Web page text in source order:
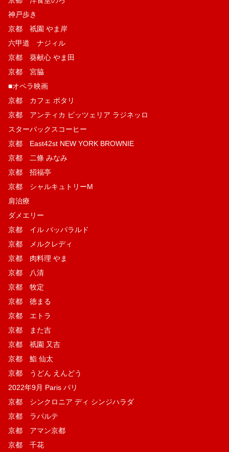
神戸歩き
京都 祇園 やま岸
六甲道 ナジィル
京都 葵献心 やま田
京都 宮脇
■オペラ映画
京都 カフェ ポタリ
京都 アンティカ ピッツェリア ラジネッロ
スターバックスコーヒー
京都 East42st NEW YORK BROWNIE
京都 二條 みなみ
京都 招福亭
京都 シャルキュトリーM
肩治療
ダメエリー
京都 イル パッパラルド
京都 メルクレディ
京都 肉料理 やま
京都 八清
京都 牧定
京都 徳まる
京都 エトラ
京都 また吉
京都 祇園 又吉
京都 鮨 仙太
京都 うどん えんどう
2022年9月 Paris パリ
京都 シンクロニア ディ シンジハラダ
京都 ラパルテ
京都 アマン京都
京都 千花